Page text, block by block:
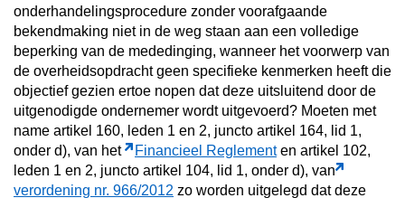
onderhandelingsprocedure zonder voorafgaande
bekendmaking niet in de weg staan aan een volledige
beperking van de mededinging, wanneer het voorwerp van
de overheidsopdracht geen specifieke kenmerken heeft die
objectief gezien ertoe nopen dat deze uitsluitend door de
uitgenodigde ondernemer wordt uitgevoerd? Moeten met
name artikel 160, leden 1 en 2, juncto artikel 164, lid 1,
onder d), van het
Financieel Reglementen artikel 102,
leden 1 en 2, juncto artikel 104, lid 1, onder d), van
verordening nr. 966/2012 zo worden uitgelegd dat deze